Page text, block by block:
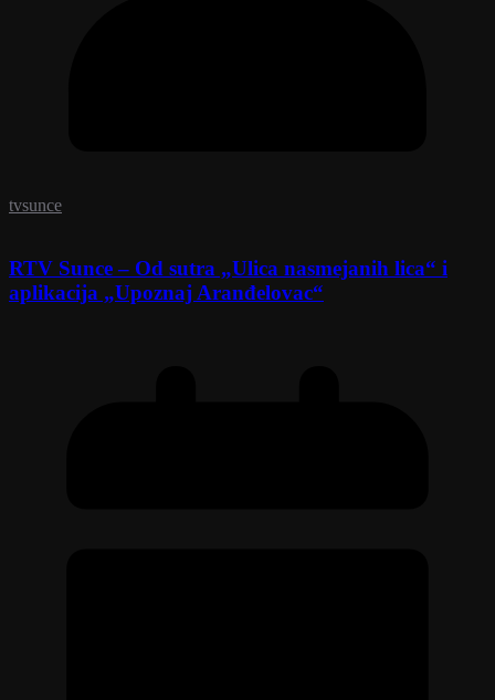
tvsunce
RTV Sunce – Od sutra „Ulica nasmejanih lica“ i
aplikacija „Upoznaj Aranđelovac“